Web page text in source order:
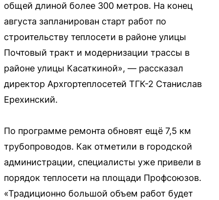
общей длиной более 300 метров. На конец
августа запланирован старт работ по
строительству теплосети в районе улицы
Почтовый тракт и модернизации трассы в
районе улицы Касаткиной», — рассказал
директор Архгортеплосетей ТГК-2 Станислав
Ерехинский.
По программе ремонта обновят ещё 7,5 км
трубопроводов. Как отметили в городской
администрации, специалисты уже привели в
порядок теплосети на площади Профсоюзов.
«Традиционно большой объем работ будет